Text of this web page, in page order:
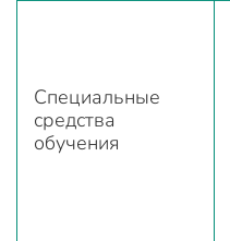
Специальные
средства
обучения